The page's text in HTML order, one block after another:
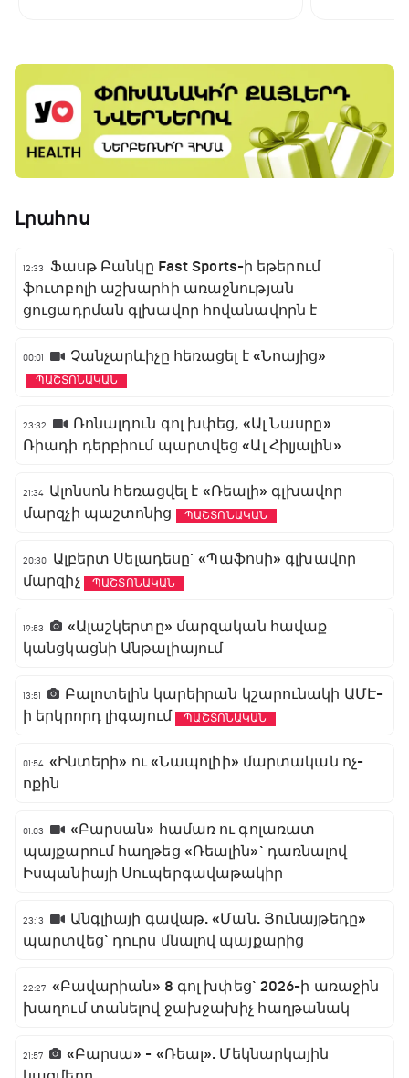
Լրահոս
12:33
Ֆասթ Բանկը Fast Sports-ի եթերում
ֆուտբոլի աշխարհի առաջնության
ցուցադրման գլխավոր հովանավորն է
00:01 Չանչարևիչը հեռացել է «Նոայից»
ՊԱՇՏՈՆԱԿԱՆ
23:32
Ռոնալդուն գոլ խփեց, «Ալ Նասրը»
Ռիադի դերբիում պարտվեց «Ալ Հիլյալին»
21:34 Ալոնսոն հեռացվել է «Ռեալի» գլխավոր
մարզչի պաշտոնից
ՊԱՇՏՈՆԱԿԱՆ
20:30
Ալբերտ Սելադեսը` «Պաֆոսի» գլխավոր
մարզիչ
ՊԱՇՏՈՆԱԿԱՆ
19:53
«Ալաշկերտը» մարզական հավաք
կանցկացնի Անթալիայում
13:51
Բալոտելին կարեիրան կշարունակի ԱՄԷ-
ի երկրորդ լիգայում
ՊԱՇՏՈՆԱԿԱՆ
01:54 «Ինտերի» ու «Նապոլիի» մարտական ոչ-
ոքին
01:03
«Բարսան» համառ ու գոլառատ
պայքարում հաղթեց «Ռեալին»` դառնալով
Իսպանիայի Սուպերգավաթակիր
23:13
Անգլիայի գավաթ. «Ման. Յունայթեդը»
պարտվեց` դուրս մնալով պայքարից
22:27 «Բավարիան» 8 գոլ խփեց` 2026-ի առաջին
խաղում տանելով ջախջախիչ հաղթանակ
21:57
«Բարսա» - «Ռեալ». Մեկնարկային